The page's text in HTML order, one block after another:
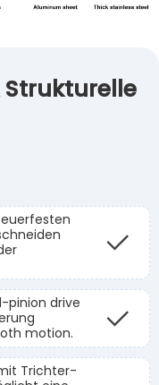
pinion drive
motion.
Trichter-